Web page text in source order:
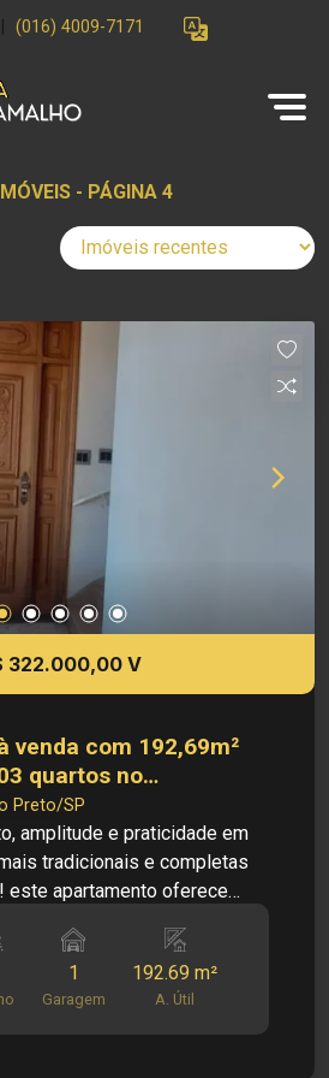
(016) 4009-7171
- PÁGINA 4
322.000,00 V
venda com 192,69m²
quartos no
Palmeiras, em
Preto/SP
amplitude e praticidade em
tradicionais e completas
para quem busca
A área social conta com uma
ambientes integrada à
um ambiente agradável,
1
Garagem
192.69 m²
A. Útil